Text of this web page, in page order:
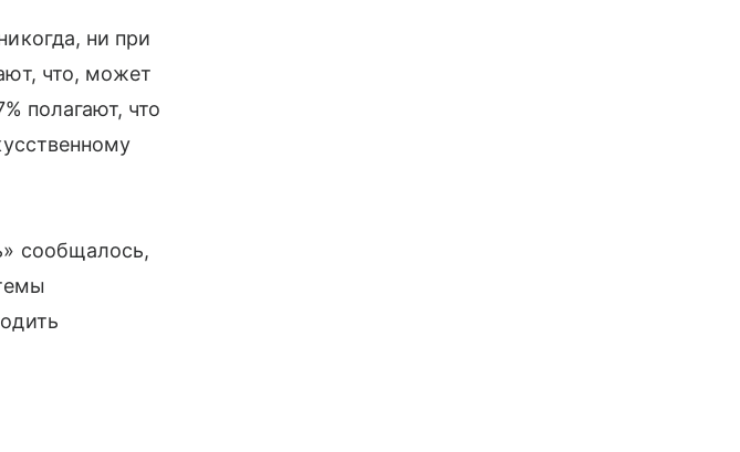
ни при
что, может
полагают, что
сообщалось,